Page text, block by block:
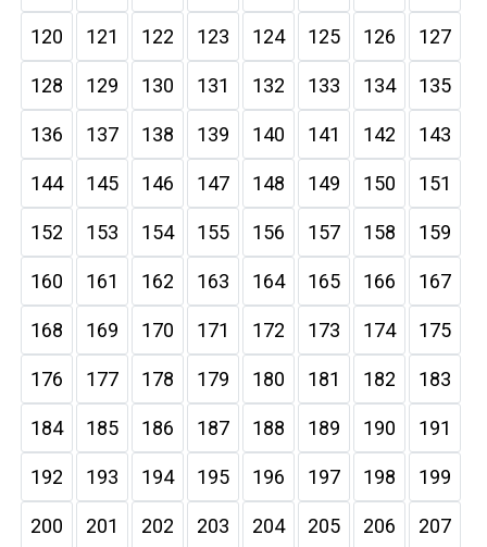
120 121 122 123 124 125 126 127
128 129 130 131 132 133 134 135
136 137 138 139 140 141 142 143
144 145 146 147 148 149 150 151
152 153 154 155 156 157 158 159
160 161 162 163 164 165 166 167
168 169 170 171 172 173 174 175
176 177 178 179 180 181 182 183
184 185 186 187 188 189 190 191
192 193 194 195 196 197 198 199
200 201 202 203 204 205 206 207